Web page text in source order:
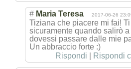
# Maria Teresa 2017-06-26
Tiziana che piacere mi fai!
sicuramente quando salirò
dovessi passare dalle mie
Un abbraccio forte :)
Rispondi
Rispondi